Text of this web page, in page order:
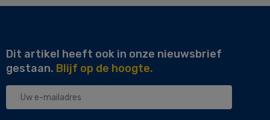
Dit artikel heeft ook in onze nieuwsbrief
gestaan. Blijf op de hoogte.
Uw